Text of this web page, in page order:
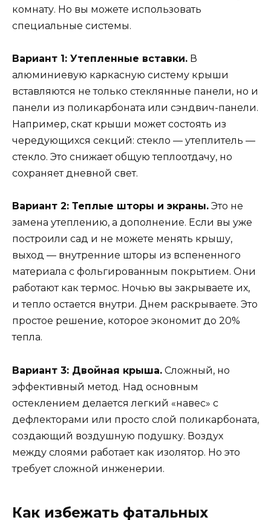
комнату. Но вы можете использовать
специальные системы.
Вариант 1: Утепленные вставки. В
алюминиевую каркасную систему крыши
вставляются не только стеклянные панели, но и
панели из поликарбоната или сэндвич-панели.
Например, скат крыши может состоять из
чередующихся секций: стекло — утеплитель —
стекло. Это снижает общую теплоотдачу, но
сохраняет дневной свет.
Вариант 2: Теплые шторы и экраны. Это не
замена утеплению, а дополнение. Если вы уже
построили сад и не можете менять крышу,
выход — внутренние шторы из вспененного
материала с фольгированным покрытием. Они
работают как термос. Ночью вы закрываете их,
и тепло остается внутри. Днем раскрываете. Это
простое решение, которое экономит до 20%
тепла.
Вариант 3: Двойная крыша. Сложный, но
эффективный метод. Над основным
остеклением делается легкий «навес» с
дефлекторами или просто слой поликарбоната,
создающий воздушную подушку. Воздух
между слоями работает как изолятор. Но это
требует сложной инженерии.
Как избежать фатальных